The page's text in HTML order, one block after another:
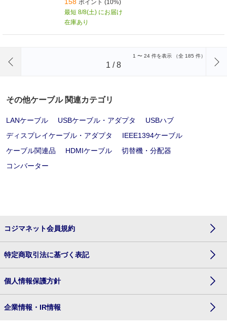
ポイント (10%)
最短 8/8(土) にお届け
在庫あり
1 〜 24 件を表示 （全 185 件）
1 /8
その他ケーブル 関連カテゴリ
LANケーブル USBケーブル・アダプタ
USBハブ
ディスプレイケーブル・アダプタ
IEEE1394ケーブル
ケーブル関連品
HDMIケーブル
切替機・分配器
コンバーター
コジマネット会員規約
特定商取引法に基づく表記
個人情報保護方針
企業情報・IR情報